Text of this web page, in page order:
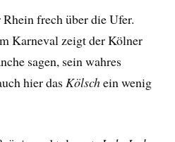
frech über die Ufer.
Karneval zeigt der Kölner
sagen, sein wahres
hier das Kölschein wenig